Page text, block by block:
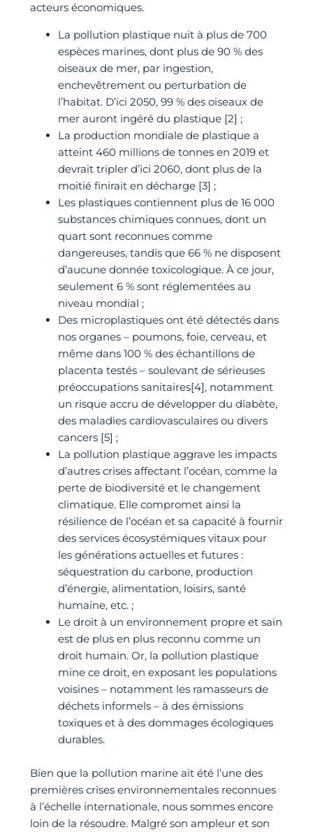
acteurs économiques.
La pollution plastique nuit à plus de 700
espèces marines, dont plus de 90 % des
oiseaux de mer, par ingestion,
enchevêtrement ou perturbation de
l’habitat. D’ici 2050, 99 % des oiseaux de
mer auront ingéré du plastique [2] ;
La production mondiale de plastique a
atteint 460 millions de tonnes en 2019 et
devrait tripler d’ici 2060, dont plus de la
moitié finirait en décharge [3] ;
Les plastiques contiennent plus de 16 000
substances chimiques connues, dont un
quart sont reconnues comme
dangereuses, tandis que 66 % ne disposent
d’aucune donnée toxicologique. À ce jour,
seulement 6 % sont réglementées au
niveau mondial ;
Des microplastiques ont été détectés dans
nos organes – poumons, foie, cerveau, et
même dans 100 % des échantillons de
placenta testés – soulevant de sérieuses
préoccupations sanitaires[4], notamment
un risque accru de développer du diabète,
des maladies cardiovasculaires ou divers
cancers [5] ;
La pollution plastique aggrave les impacts
d’autres crises affectant l’océan, comme la
perte de biodiversité et le changement
climatique. Elle compromet ainsi la
résilience de l’océan et sa capacité à fournir
des services écosystémiques vitaux pour
les générations actuelles et futures :
séquestration du carbone, production
d’énergie, alimentation, loisirs, santé
humaine, etc. ;
Le droit à un environnement propre et sain
est de plus en plus reconnu comme un
droit humain. Or, la pollution plastique
mine ce droit, en exposant les populations
voisines – notamment les ramasseurs de
déchets informels – à des émissions
toxiques et à des dommages écologiques
durables.
Bien que la pollution marine ait été l’une des
premières crises environnementales reconnues
à l’échelle internationale, nous sommes encore
loin de la résoudre. Malgré son ampleur et son